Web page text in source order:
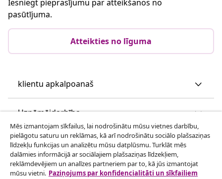
Iesniegt pieprasījumu par atteikšanos no
pasūtījuma.
Atteikties no līguma
klientu apkalpoanaš
Uzņēmējdarbība
vidaXL
Apskatiet vairāk
Mēs izmantojam sīkfailus, lai nodrošinātu mūsu vietnes darbību,
pielāgotu saturu un reklāmas, kā arī nodrošinātu sociālo plašsaziņas
līdzekļu funkcijas un analizētu mūsu datplūsmu. Turklāt mēs
dalāmies informācijā ar sociālajiem plašsaziņas līdzekļiem,
reklāmdevējiem un analīzes partneriem par to, kā jūs izmantojat
mūsu vietni. Paziņojums par konfidencialitāti un sīkfailiem